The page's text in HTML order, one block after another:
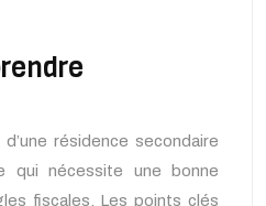
résidence secondaire
qui nécessite une bonne
fiscales. Les points clés